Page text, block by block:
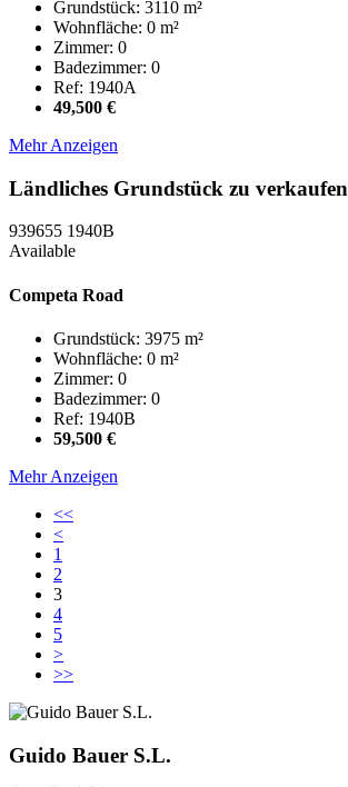
Grundstück: 3110 m²
Wohnfläche: 0 m²
Zimmer: 0
Badezimmer: 0
Ref: 1940A
49,500 €
Mehr Anzeigen
Ländliches Grundstück zu verkaufen
939655 1940B
Available
Competa Road
Grundstück: 3975 m²
Wohnfläche: 0 m²
Zimmer: 0
Badezimmer: 0
Ref: 1940B
59,500 €
Mehr Anzeigen
<<
<
1
2
3
4
5
>
>>
Guido Bauer S.L.